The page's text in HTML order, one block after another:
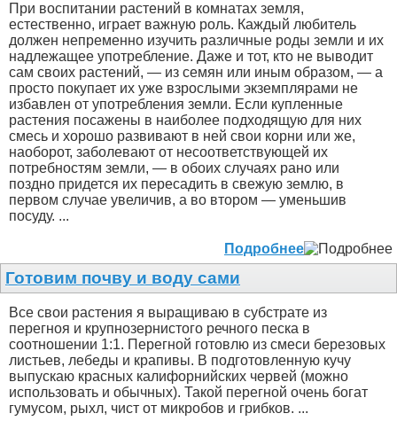
При воспитании растений в комнатах земля,
естественно, играет важную роль. Каждый любитель
должен непременно изучить различные роды земли и их
надлежащее употребление. Даже и тот, кто не выводит
сам своих растений, — из семян или иным образом, — а
просто покупает их уже взрослыми экземплярами не
избавлен от употребления земли. Если купленные
растения посажены в наиболее подходящую для них
смесь и хорошо развивают в ней свои корни или же,
наоборот, заболевают от несоответствующей их
потребностям земли, — в обоих случаях рано или
поздно придется их пересадить в свежую землю, в
первом случае увеличив, а во втором — уменьшив
посуду. ...
Подробнее
Готовим почву и воду сами
Все свои растения я выращиваю в субстрате из
перегноя и крупнозернистого речного песка в
соотношении 1:1. Перегной готовлю из смеси березовых
листьев, лебеды и крапивы. В подготовленную кучу
выпускаю красных калифорнийских червей (можно
использовать и обычных). Такой перегной очень богат
гумусом, рыхл, чист от микробов и грибков. ...